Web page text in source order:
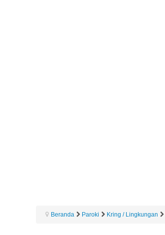
Beranda Paroki Kring / Lingkungan